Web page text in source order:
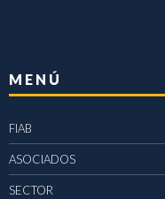
MENÚ
FIAB
ASOCIADOS
SECTOR